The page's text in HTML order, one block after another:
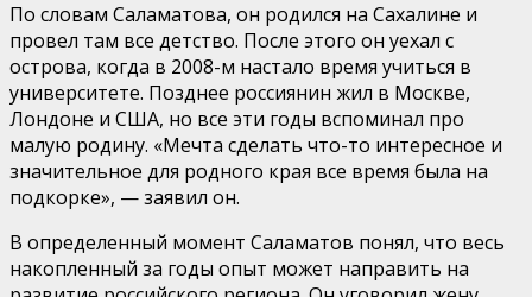
По словам Саламатова, он родился на Сахалине и
провел там все детство. После этого он уехал с
острова, когда в 2008-м настало время учиться в
университете. Позднее россиянин жил в Москве,
Лондоне и США, но все эти годы вспоминал про
малую родину. «Мечта сделать что-то интересное и
значительное для родного края все время была на
подкорке», — заявил он.
В определенный момент Саламатов понял, что весь
накопленный за годы опыт может направить на